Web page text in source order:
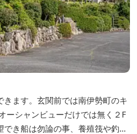
ます。玄関前では南伊勢町のキ
ーシャンビューだけでは無く２F
き船は勿論の事、養殖筏や釣り